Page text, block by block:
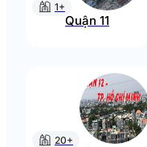
1+
Quận 11
20+